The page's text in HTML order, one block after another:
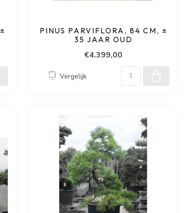
PINUS PARVIFLORA, 84 CM, ±
35 JAAR OUD
€4.399,00
Vergelijk